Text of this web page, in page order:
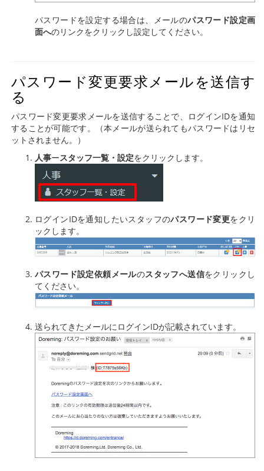
パスワードを設定する場合は、メールのパスワード設定画
面へのリンクをクリックし設定してください。
パスワード変更要求メールを送信す
る
パスワード変更要求メールを送信することで、ログインIDを通知
することが可能です。（本メールが送られてもパスワードはリセ
ットされません。）
人事ースタッフ一覧・設定をクリックします。
ログインIDを通知したいスタッフのパスワード変更をクリ
ックします。
パスワード設定依頼メールのスタッフへ送信をクリックし
てください。
送られてきたメールにログインIDが記載されています。